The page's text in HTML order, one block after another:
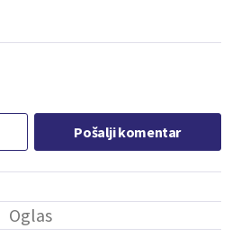
Pošalji komentar